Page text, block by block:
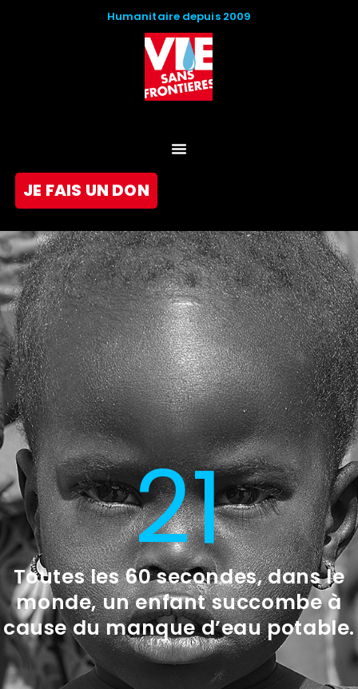
Humanitaire depuis 2009
JE FAIS UN DON
20
Toutes les 60 secondes, dans le
monde, un enfant succombe à
cause du manque d’eau potable.